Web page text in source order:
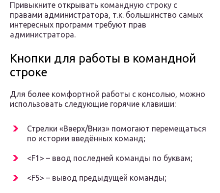
Привыкните открывать командную строку с
правами администратора, т.к. большинство самых
интересных программ требуют прав
администратора.
Кнопки для работы в командной
строке
Для более комфортной работы с консолью, можно
использовать следующие горячие клавиши:
Стрелки «Вверх/Вниз» помогают перемещаться
по истории введённых команд;
<F1> – ввод последней команды по буквам;
<F5> – вывод предыдущей команды;